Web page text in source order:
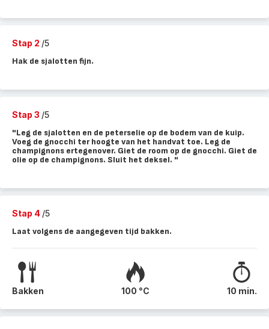
Stap 2 /5
Hak de sjalotten fijn.
Stap 3 /5
"Leg de sjalotten en de peterselie op de bodem van de kuip.
Voeg de gnocchi ter hoogte van het handvat toe. Leg de
champignons ertegenover. Giet de room op de gnocchi. Giet de
olie op de champignons. Sluit het deksel. "
Stap 4 /5
Laat volgens de aangegeven tijd bakken.
Bakken 100 °C 10 min.